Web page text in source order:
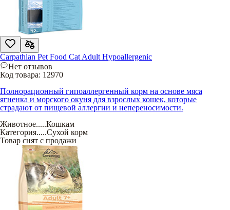
Carpathian Pet Food Cat Adult Hypoallergenic
Нет отзывов
Код товара: 12970
Полнорационный гипоаллергенный корм на основе мяса
ягненка и морского окуня для взрослых кошек, которые
страдают от пищевой аллергии и непереносимости.
Животное.....Кошкам
Категория.....Сухой корм
Товар снят с продажи